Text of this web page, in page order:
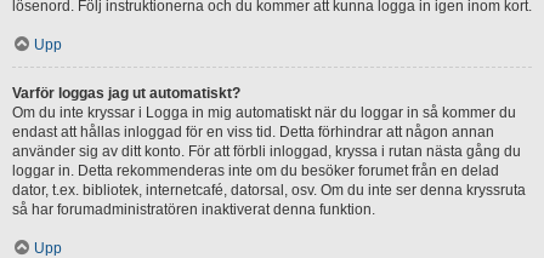
lösenord. Följ instruktionerna och du kommer att kunna logga in igen inom kort.
Upp
Varför loggas jag ut automatiskt?
Om du inte kryssar i Logga in mig automatiskt när du loggar in så kommer du
endast att hållas inloggad för en viss tid. Detta förhindrar att någon annan
använder sig av ditt konto. För att förbli inloggad, kryssa i rutan nästa gång du
loggar in. Detta rekommenderas inte om du besöker forumet från en delad
dator, t.ex. bibliotek, internetcafé, datorsal, osv. Om du inte ser denna kryssruta
så har forumadministratören inaktiverat denna funktion.
Upp